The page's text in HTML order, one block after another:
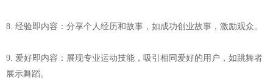
8. 经验即内容：分享个人经历和故事，如成功创业故事，激励观众。
9. 爱好即内容：展现专业运动技能，吸引相同爱好的用户，如跳舞者
展示舞蹈。